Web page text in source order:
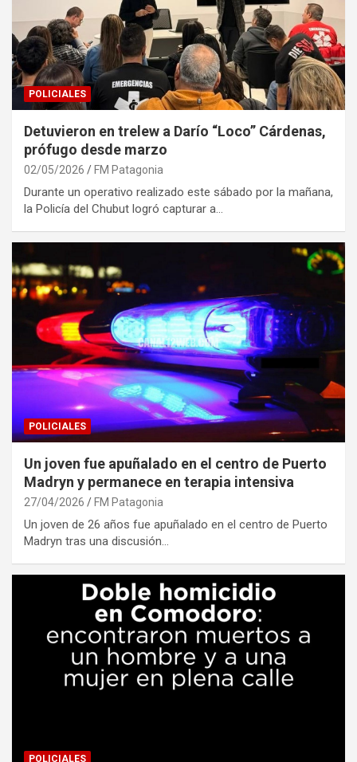
POLICIALES
Detuvieron en trelew a Darío “Loco” Cárdenas,
prófugo desde marzo
02/05/2026 FM Patagonia
Durante un operativo realizado este sábado por la mañana,
la Policía del Chubut logró capturar a…
POLICIALES
Un joven fue apuñalado en el centro de Puerto
Madryn y permanece en terapia intensiva
27/04/2026 FM Patagonia
Un joven de 26 años fue apuñalado en el centro de Puerto
Madryn tras una discusión…
POLICIALES